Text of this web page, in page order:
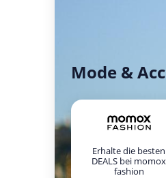
Mode &
Erhalte die besten
DEALS bei momox
fashion